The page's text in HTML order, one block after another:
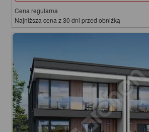
Cena regularna
Najniższa cena z 30 dni przed obniżką